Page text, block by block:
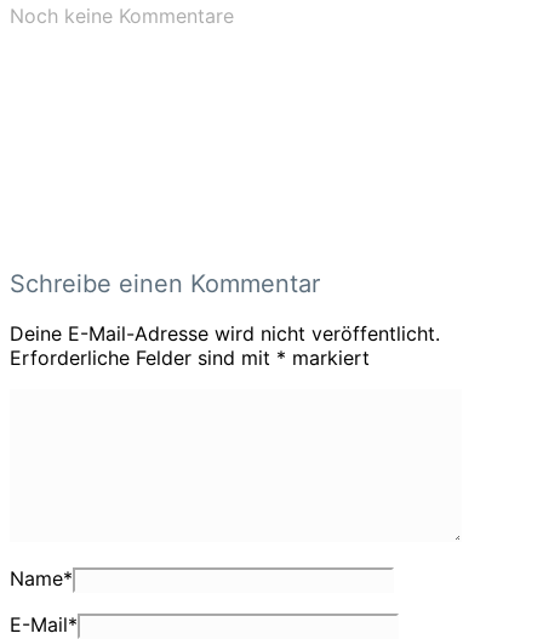
Noch keine Kommentare
Schreibe einen Kommentar
Deine E-Mail-Adresse wird nicht veröffentlicht.
Erforderliche Felder sind mit * markiert
Name*
E-Mail*